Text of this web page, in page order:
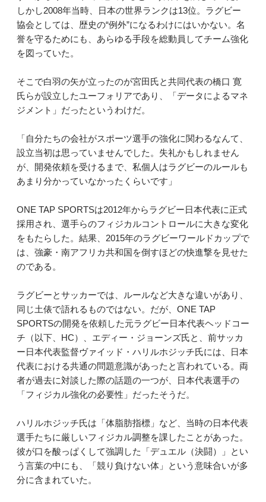
しかし2008年当時、日本の世界ランクは13位。ラグビー
協会としては、歴史の“例外”になるわけにはいかない。名
誉を守るためにも、あらゆる手段を総動員してチーム強化
を図っていた。
そこで白羽の矢が立ったのが宮田氏と共同代表の橋口 寛
氏らが設立したユーフォリアであり、「データによるマネ
ジメント」だったというわけだ。
「自分たちの会社がスポーツ選手の強化に関わるなんて、
設立当初は思っていませんでした。失礼かもしれません
が、開発依頼を受けるまで、私個人はラグビーのルールも
あまり分かっていなかったくらいです」
ONE TAP SPORTSは2012年からラグビー日本代表に正式
採用され、選手らのフィジカルコントロールに大きな変化
をもたらした。結果、2015年のラグビーワールドカップで
は、強豪・南アフリカ共和国を倒すほどの快進撃を見せた
のである。
ラグビーとサッカーでは、ルールなど大きな違いがあり、
同じ土俵で語れるものではない。だが、ONE TAP
SPORTSの開発を依頼した元ラグビー日本代表ヘッドコー
チ（以下、HC）、エディー・ジョーンズ氏と、前サッカ
ー日本代表監督ヴァイッド・ハリルホジッチ氏には、日本
代表における共通の問題意識があったと言われている。両
者が過去に対談した際の話題の一つが、日本代表選手の
「フィジカル強化の必要性」だったそうだ。
ハリルホジッチ氏は「体脂肪指標」など、当時の日本代表
選手たちに厳しいフィジカル調整を課したことがあった。
彼が口を酸っぱくして強調した「デュエル（決闘）」とい
う言葉の中にも、「競り負けない体」という意味合いが多
分に含まれていた。